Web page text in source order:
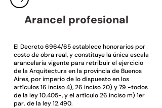
Arancel profesional
El Decreto 6964/65 establece honorarios por
costo de obra real, y constituye la única escala
arancelaria vigente para retribuir el ejercicio
de la Arquitectura en la provincia de Buenos
Aires, por imperio de lo dispuesto en los
artículos 16 inciso 4), 26 inciso 20) y 79 -todos
de la ley 10.405-, y el artículo 26 inciso m) 1er
par. de la ley 12.490.